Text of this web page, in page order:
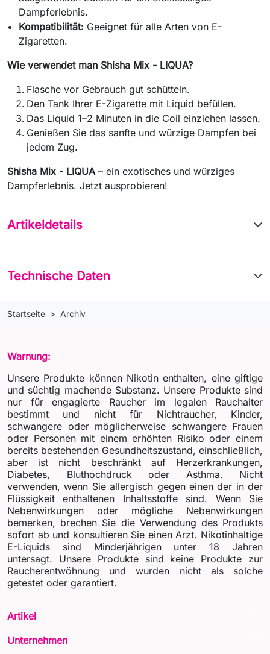
Dampferlebnis.
Kompatibilität: Geeignet für alle Arten von E-
Zigaretten.
Wie verwendet man Shisha Mix - LIQUA?
Flasche vor Gebrauch gut schütteln.
Den Tank Ihrer E-Zigarette mit Liquid befüllen.
Das Liquid 1–2 Minuten in die Coil einziehen lassen.
Genießen Sie das sanfte und würzige Dampfen bei
jedem Zug.
Shisha Mix - LIQUA – ein exotisches und würziges
Dampferlebnis. Jetzt ausprobieren!
Artikeldetails
Technische Daten
Startseite Archiv
Warnung:
Unsere Produkte können Nikotin enthalten, eine giftige
und süchtig machende Substanz. Unsere Produkte sind
nur für engagierte Raucher im legalen Rauchalter
bestimmt und nicht für Nichtraucher, Kinder,
schwangere oder möglicherweise schwangere Frauen
oder Personen mit einem erhöhten Risiko oder einem
bereits bestehenden Gesundheitszustand, einschließlich,
aber ist nicht beschränkt auf Herzerkrankungen,
Diabetes, Bluthochdruck oder Asthma. Nicht
verwenden, wenn Sie allergisch gegen einen der in der
Flüssigkeit enthaltenen Inhaltsstoffe sind. Wenn Sie
Nebenwirkungen oder mögliche Nebenwirkungen
bemerken, brechen Sie die Verwendung des Produkts
sofort ab und konsultieren Sie einen Arzt. Nikotinhaltige
E-Liquids sind Minderjährigen unter 18 Jahren
untersagt. Unsere Produkte sind keine Produkte zur
Raucherentwöhnung und wurden nicht als solche
getestet oder garantiert.
Artikel
Unternehmen